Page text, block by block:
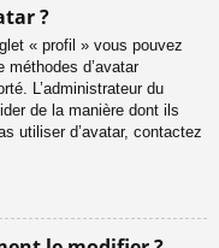
?
« profil » vous pouvez
méthodes d’avatar
L’administrateur du
de la manière dont ils
utiliser d’avatar, contactez